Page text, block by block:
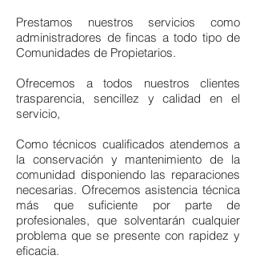
Prestamos nuestros servicios como
administradores de fincas a todo tipo de
Comunidades de Propietarios.
Ofrecemos a todos nuestros clientes
trasparencia, sencillez y calidad en el
servicio,
Como técnicos cualificados atendemos a
la conservación y mantenimiento de la
comunidad disponiendo las reparaciones
necesarias. Ofrecemos asistencia técnica
más que suficiente por parte de
profesionales, que solventarán cualquier
problema que se presente con rapidez y
eficacia.